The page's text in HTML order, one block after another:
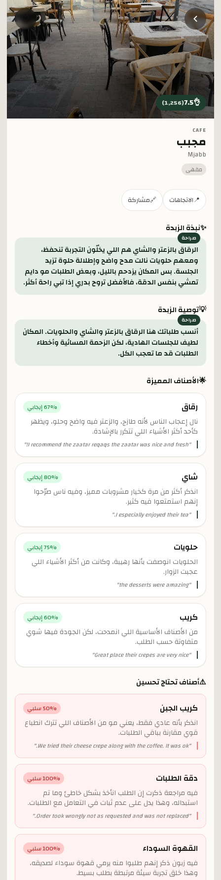
تخطي إلى المحتوى الرئيسي
🤍
👌
7.5
(
1,256
)
CAFE
مجبب
Mjabb
مقهى
📍الاتجاهات 🔗مشاركة
✨نبذة الزبدة
الرقاق بالزعتر والشاي هم اللي يخلّون التجربة تنحفظ،
ومعهم حلويات نالت مدح واضح وإطلالة حلوة تزيد
الجلسة. بس المكان يزدحم بالليل، وبعض الطلبات مو دايم
تمشي بنفس الدقة، فالأفضل تروح بدري إذا تبي راحة أكثر.
💡توصية الزبدة
أنسب طلباتك هنا الرقاق بالزعتر والشاي والحلويات. المكان
لطيف للجلسات الهادية، لكن الزحمة المسائية وأخطاء
الطلبات قد ما تعجب الكل.
🌟الأصناف المميزة
رقاق 67% إيجابي
نال إعجاب الناس لأنه طازج، والزعتر فيه واضح وحلو، ويظهر
كأحد أكثر الأشياء اللي تتكرر بالإشادة.
"
I recommend the zaatar reqaqs the zaatar was nice and fresh!
"
شاي 80% إيجابي
انذكر أكثر من مرة كخيار مشروبات مميز، وفيه ناس صرّحوا
إنهم استمتعوا فيه كثير.
"
I especially enjoyed their tea.
"
حلويات 75% إيجابي
الحلويات انوصفت بأنها رهيبة، وكانت من أكثر الأشياء اللي
عجبت الزوار.
"
the desserts were amazing
"
كريب 60% إيجابي
من الأصناف الأساسية اللي انمدحت، لكن الجودة فيها شوي
متفاوتة حسب الطلب.
"
Great place their crepes are very nice
"
⚠️أصناف تحتاج تحسين
كريب الجبن 50% سلبي
انذكر بأنه عادي فقط، يعني مو من الأصناف اللي تترك انطباع
قوي مقارنة بباقي الطلبات.
"
We tried their cheese crepe along with the coffee. It was ok.
"
دقة الطلبات 100% سلبي
فيه مراجعة ذكرت إن الطلب انأخذ بشكل خاطئ وما تم
استبداله، وهذا يدل على عدم ثبات في التعامل مع الطلبات.
"
Order took wrongly not as requested and was not replaced.
"
القهوة السوداء 100% سلبي
فيه زبون ذكر إنهم طلبوا منه يرمي قهوة سوداء لصديقه،
وهذا خلق تجربة سيئة مرتبطة بطلب بسيط.